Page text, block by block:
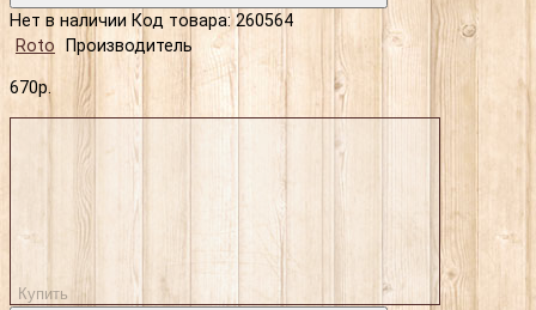
Нет в наличии Код товара: 260564
Roto
Производитель
670р.
Купить